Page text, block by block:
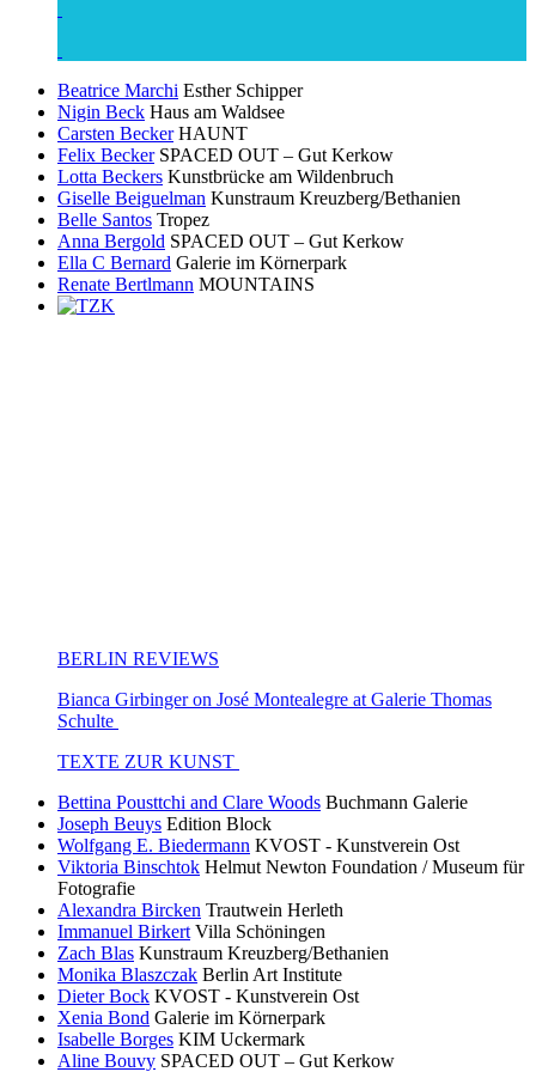
Beatrice Marchi Esther Schipper
Nigin Beck Haus am Waldsee
Carsten Becker HAUNT
Felix Becker SPACED OUT – Gut Kerkow
Lotta Beckers Kunstbrücke am Wildenbruch
Giselle Beiguelman Kunstraum Kreuzberg/Bethanien
Belle Santos Tropez
Anna Bergold SPACED OUT – Gut Kerkow
Ella C Bernard Galerie im Körnerpark
Renate Bertlmann MOUNTAINS
BERLIN REVIEWS
Bianca Girbinger on José Montealegre at Galerie Thomas
Schulte
TEXTE ZUR KUNST
Bettina Pousttchi and Clare Woods Buchmann Galerie
Joseph Beuys Edition Block
Wolfgang E. Biedermann KVOST - Kunstverein Ost
Viktoria Binschtok Helmut Newton Foundation / Museum für
Fotografie
Alexandra Bircken Trautwein Herleth
Immanuel Birkert Villa Schöningen
Zach Blas Kunstraum Kreuzberg/Bethanien
Monika Blaszczak Berlin Art Institute
Dieter Bock KVOST - Kunstverein Ost
Xenia Bond Galerie im Körnerpark
Isabelle Borges KIM Uckermark
Aline Bouvy SPACED OUT – Gut Kerkow